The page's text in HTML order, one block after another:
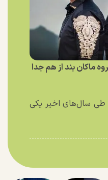
ماکان بند از هم جدا
طی سال‌های اخیر یکی